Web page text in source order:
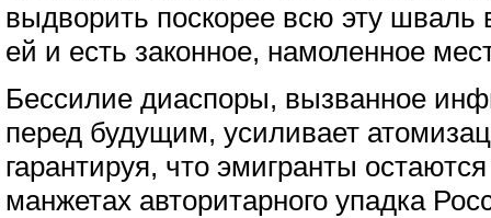
выдворить поскорее всю эту шваль
ей и есть законное, намоленное
Бессилие диаспоры, вызванное
перед будущим, усиливает
гарантируя, что эмигранты
манжетах авторитарного упадка